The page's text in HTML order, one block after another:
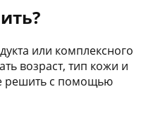
или комплексного
возраст, тип кожи и
решить с помощью